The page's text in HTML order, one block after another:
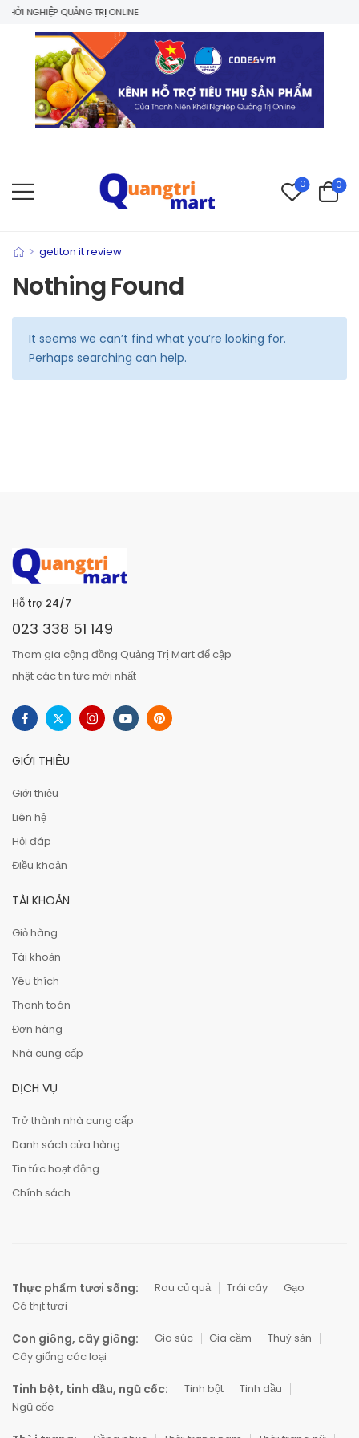
NGHIỆP QUẢNG TRỊ ONLINE
0 0
> getiton it review
Nothing Found
It seems we can’t find what you’re looking for.
Perhaps searching can help.
Hỗ trợ 24/7
023 338 51 149
Tham gia cộng đồng Quảng Trị Mart để cập
nhật các tin tức mới nhất
GIỚI THIỆU
Giới thiệu
Liên hệ
Hỏi đáp
Điều khoản
TÀI KHOẢN
Giỏ hàng
Tài khoản
Yêu thích
Thanh toán
Đơn hàng
Nhà cung cấp
DỊCH VỤ
Trở thành nhà cung cấp
Danh sách cửa hàng
Tin tức hoạt động
Chính sách
Thực phẩm tươi sống: Rau củ quả Trái cây
Gạo
Cá thịt tươi
Con giống, cây giống: Gia súc Gia cầm
Thuỷ sản
Cây giống các loại
Tinh bột, tinh dầu, ngũ cốc: Tinh bột
Tinh dầu
Ngũ cốc